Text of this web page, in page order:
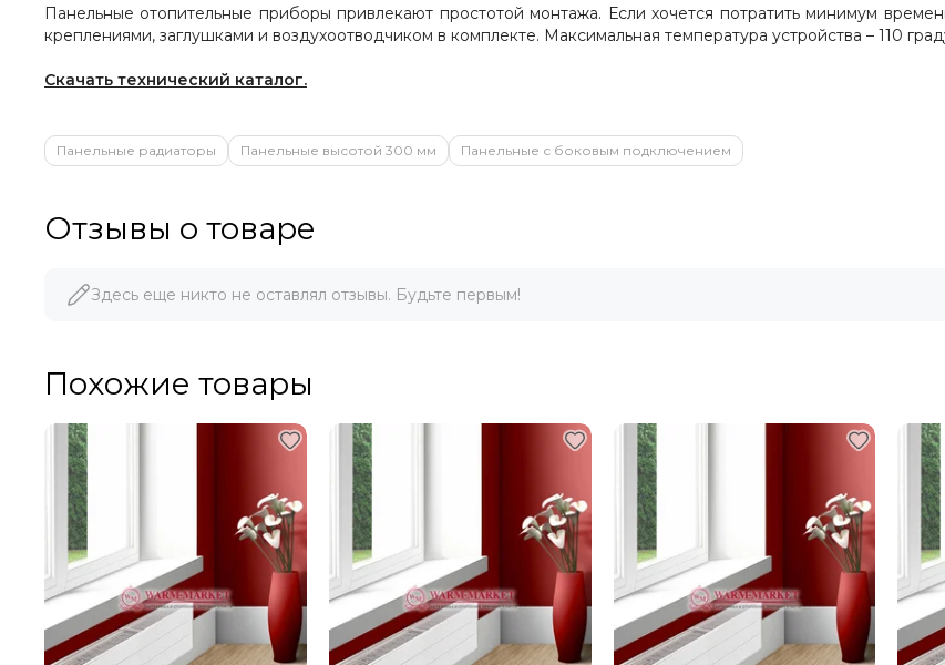
Панельные отопительные приборы привлекают простотой монтажа. Если хочется потратить минимум
креплениями, заглушками и воздухоотводчиком в комплекте. Максимальная температура устройства – 110
Скачать технический каталог.
Панельные радиаторы Панельные высотой 300 мм Панельные с боковым подключением
Отзывы о товаре
Здесь еще никто не оставлял отзывы. Будьте первым!
Похожие товары